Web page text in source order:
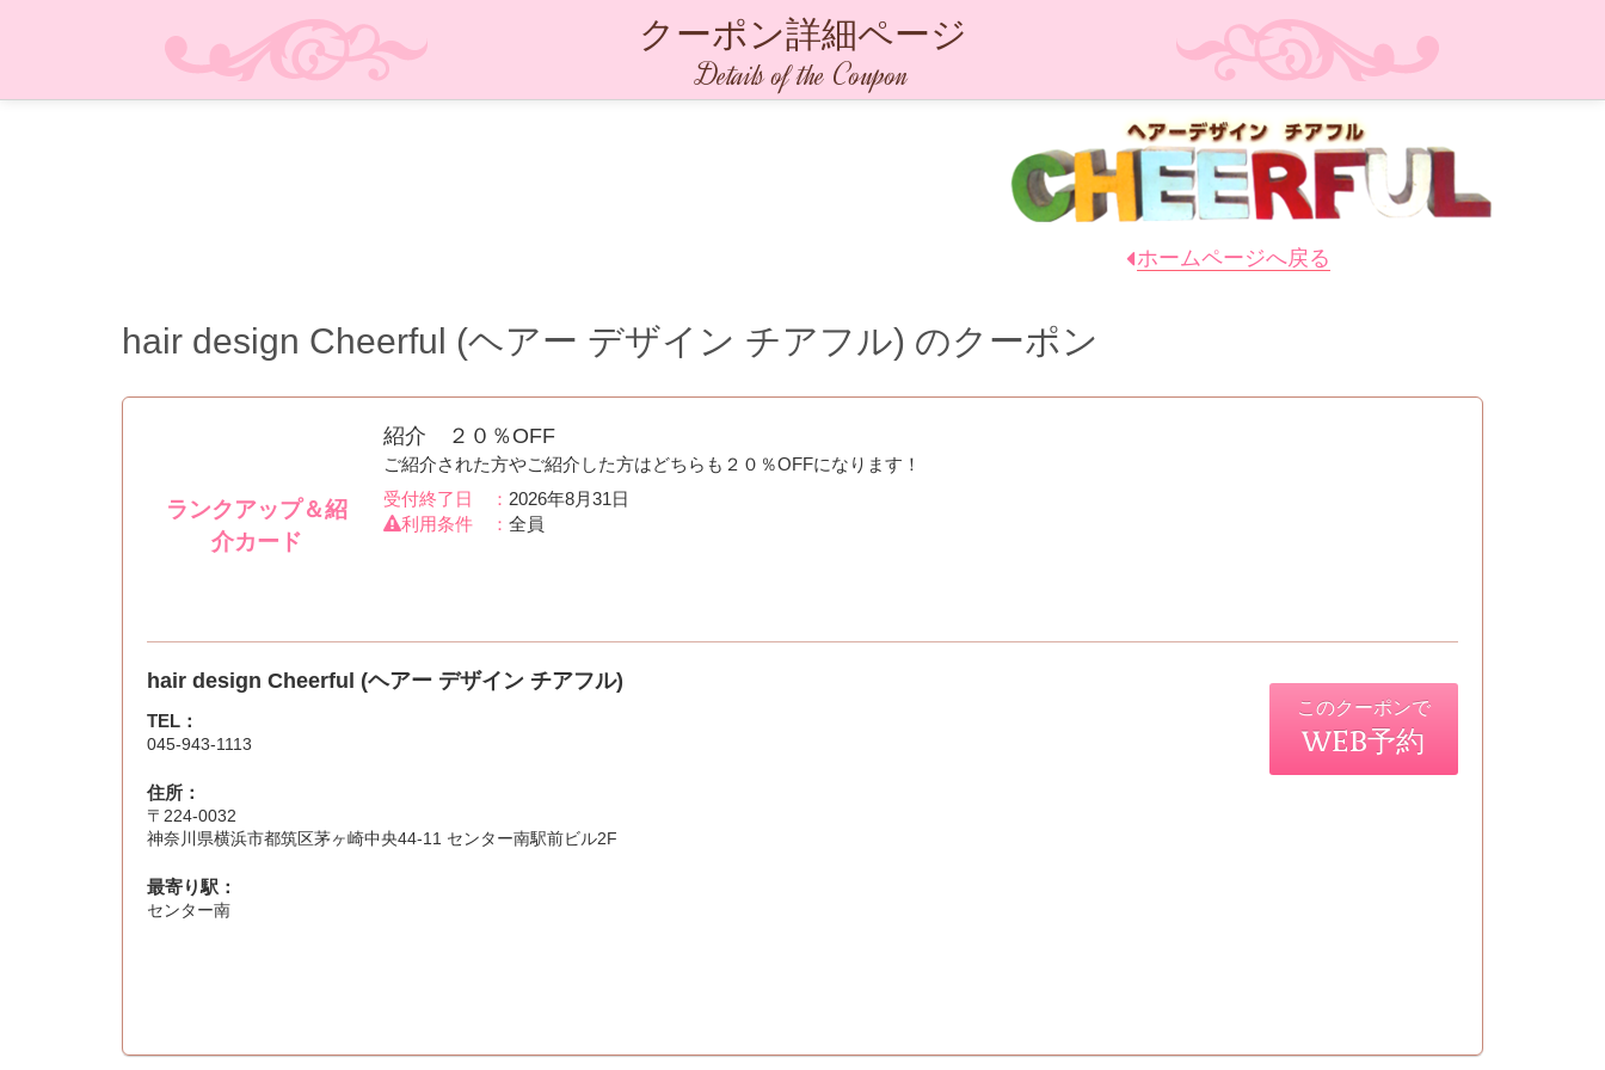
クーポン詳細ページ
Details of the Coupon
ホームページへ戻る
hair design Cheerful (ヘアー デザイン チアフル) のクーポン
ランクアップ＆紹
介カード
紹介 ２０％OFF
ご紹介された方やご紹介した方はどちらも２０％OFFになります！
受付終了日 ： 2026年8月31日
利用条件 ： 全員
hair design Cheerful (ヘアー デザイン チアフル)
TEL：
045-943-1113
住所：
〒224-0032
神奈川県横浜市都筑区茅ヶ崎中央44-11 センター南駅前ビル2F
最寄り駅：
センター南
このクーポンで
WEB予約